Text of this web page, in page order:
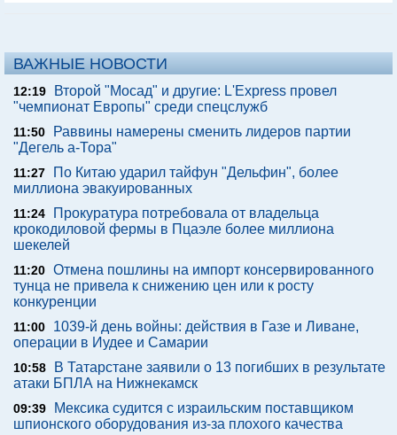
ВАЖНЫЕ НОВОСТИ
12:19
Второй "Мосад" и другие: L'Express провел
"чемпионат Европы" среди спецслужб
11:50
Раввины намерены сменить лидеров партии
"Дегель а-Тора"
11:27
По Китаю ударил тайфун "Дельфин", более
миллиона эвакуированных
11:24
Прокуратура потребовала от владельца
крокодиловой фермы в Пцаэле более миллиона
шекелей
11:20 Отмена пошлины на импорт консервированного
тунца не привела к снижению цен или к росту
конкуренции
11:00
1039-й день войны: действия в Газе и Ливане,
операции в Иудее и Самарии
10:58
В Татарстане заявили о 13 погибших в результате
атаки БПЛА на Нижнекамск
09:39
Мексика судится с израильским поставщиком
шпионского оборудования из-за плохого качества